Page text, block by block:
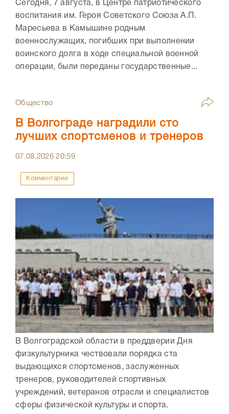
Сегодня, 7 августа, в Центре патриотического
воспитания им. Героя Советского Союза А.П.
Маресьева в Камышине родным
военнослужащих, погибших при выполнении
воинского долга в ходе специальной военной
операции, были переданы государственные...
Общество
В Волгограде наградили сто
лучших спортсменов и тренеров
07.08.202620:59
Комментарии
В Волгоградской области в преддверии Дня
физкультурника чествовали порядка ста
выдающихся спортсменов, заслуженных
тренеров, руководителей спортивных
учреждений, ветеранов отрасли и специалистов
сферы физической культуры и спорта.